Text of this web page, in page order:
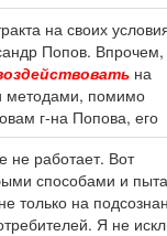
на своих
Попов. Впрочем,
на
методами, помимо
г-на Попова, его
не работает. Вот
способами и
не только на
Я не